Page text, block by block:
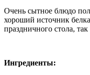
Очень сытное блюдо
хороший источник
праздничного стола,
Ингредиенты: